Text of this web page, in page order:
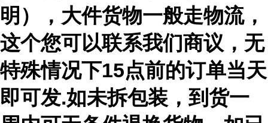
明），大件货物一般走物流，
这个您可以联系我们商议，无
特殊情况下15点前的订单当天
即可发.如未拆包装，到货一